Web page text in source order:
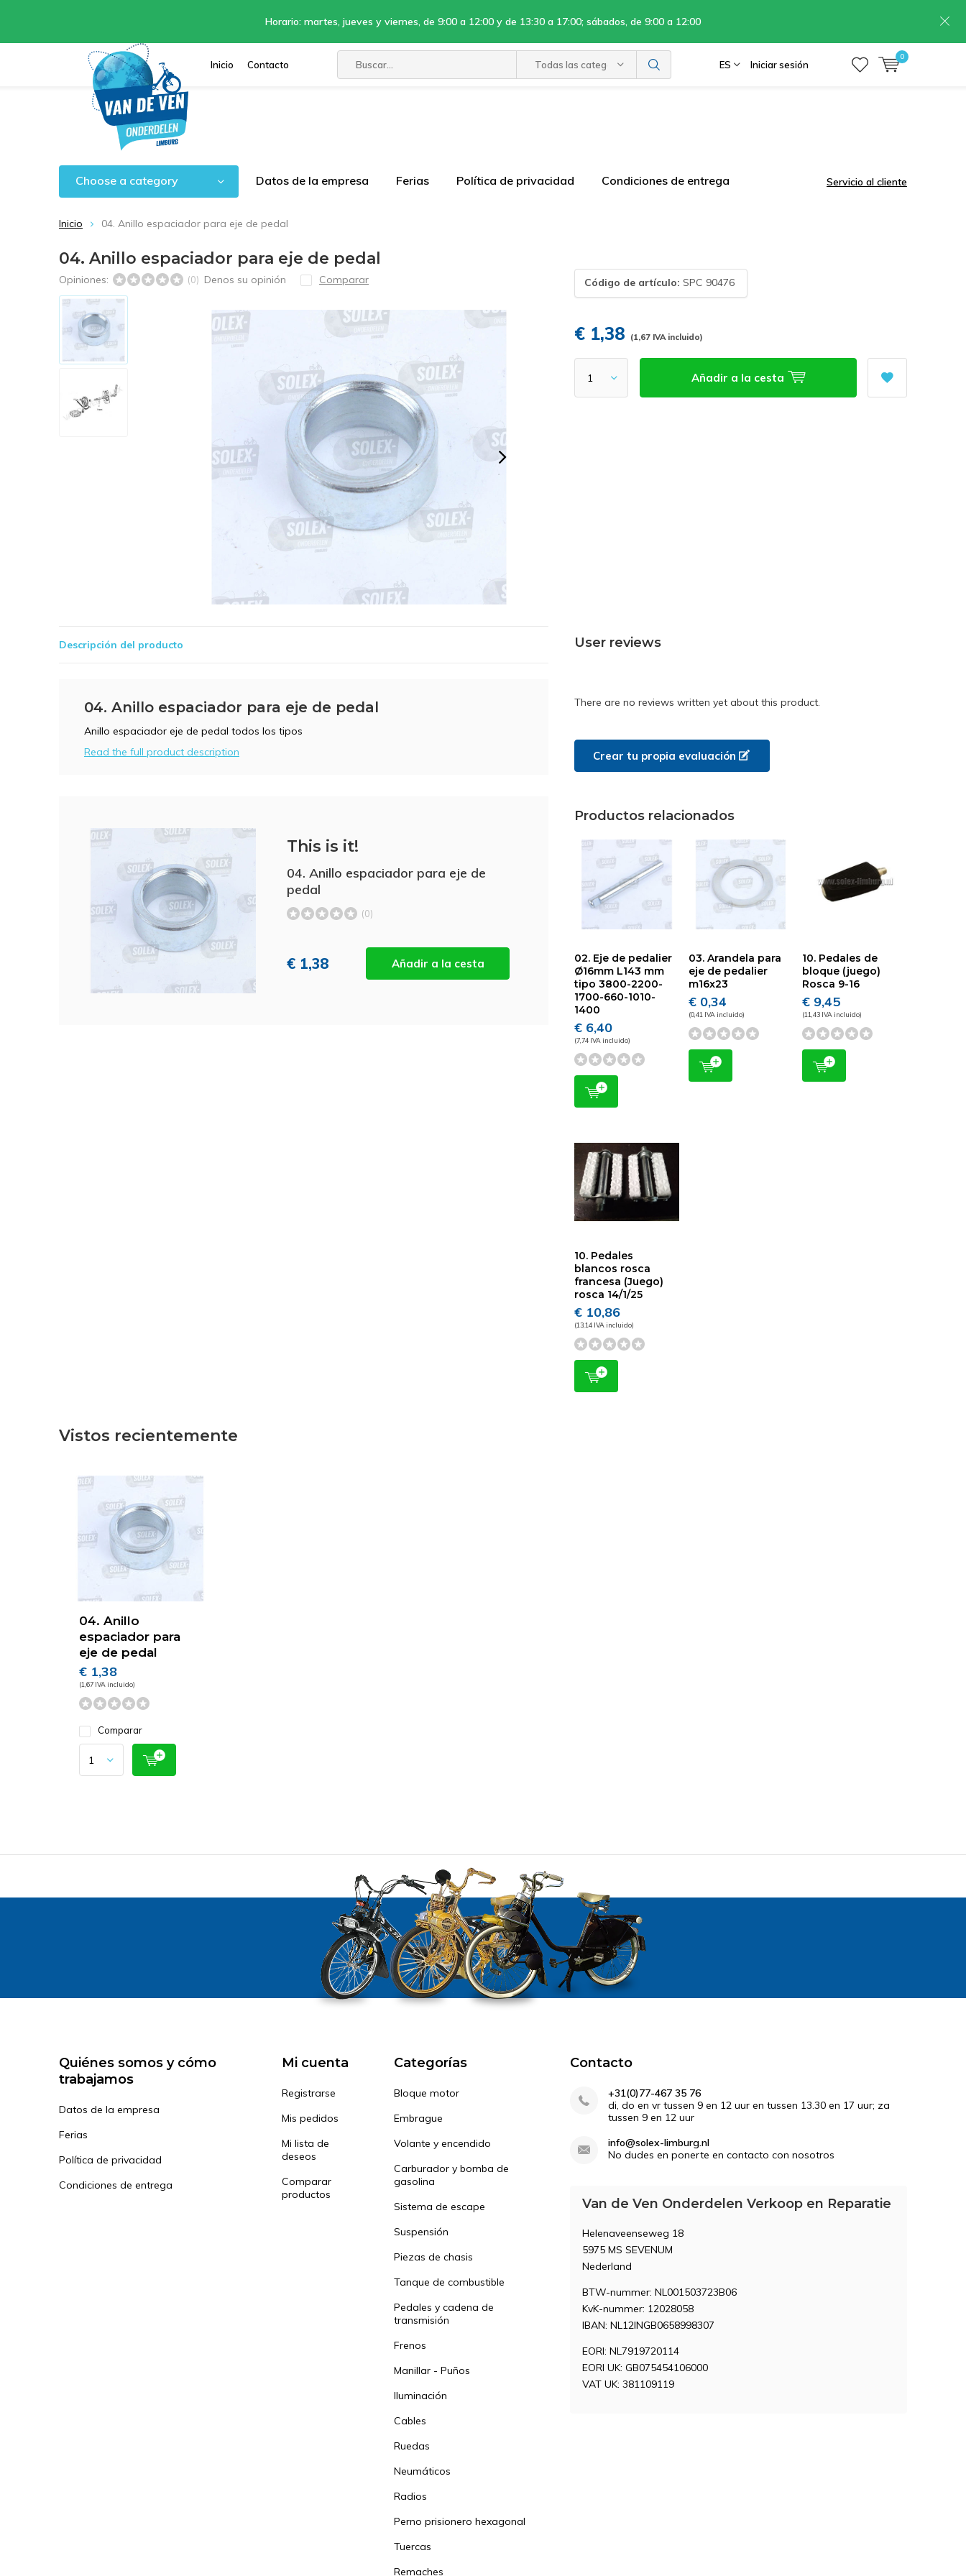
Inicio Contacto Todas las categorías ES Iniciar sesión
0
Horario: martes, jueves y viernes, de 9:00 a 12:00 y de 13:30 a 17:00; sábados, de 9:00 a 12:00
Choose a category Datos de la empresa Ferias Política de privacidad Condiciones de entrega Servicio al cliente
Inicio 04. Anillo espaciador para eje de pedal
04. Anillo espaciador para eje de pedal
Opiniones: (0) Denos su opinión Comparar Código de artículo: SPC 90476
€ 1,38 (1,67 IVA incluido)
Añadir a la cesta
Descripción del producto
04. Anillo espaciador para eje de pedal
Anillo espaciador eje de pedal todos los tipos
Read the full product description
This is it!
04. Anillo espaciador para eje de
pedal
(0)
€ 1,38 Añadir a la cesta
User reviews
There are no reviews written yet about this product.
Crear tu propia evaluación
Productos relacionados
02. Eje de pedalier
Ø16mm L143 mm
tipo 3800-2200-
1700-660-1010-
1400
€ 6,40
(7,74 IVA incluido)
03. Arandela para
eje de pedalier
m16x23
€ 0,34
(0,41 IVA incluido)
10. Pedales de
bloque (juego)
Rosca 9-16
€ 9,45
(11,43 IVA incluido)
10. Pedales
blancos rosca
francesa (Juego)
rosca 14/1/25
€ 10,86
(13,14 IVA incluido)
Vistos recientemente
04. Anillo
espaciador para
eje de pedal
€ 1,38
(1,67 IVA incluido)
Comparar
Quiénes somos y cómo
trabajamos
Datos de la empresa
Ferias
Política de privacidad
Condiciones de entrega
Mi cuenta
Registrarse
Mis pedidos
Mi lista de
deseos
Comparar
productos
Categorías
Bloque motor
Embrague
Volante y encendido
Carburador y bomba de
gasolina
Sistema de escape
Suspensión
Piezas de chasis
Tanque de combustible
Pedales y cadena de
transmisión
Frenos
Manillar - Puños
Iluminación
Cables
Ruedas
Neumáticos
Radios
Perno prisionero hexagonal
Tuercas
Remaches
Contacto
+31(0)77-467 35 76
di, do en vr tussen 9 en 12 uur en tussen 13.30 en 17 uur; za
tussen 9 en 12 uur
info@solex-limburg.nl
No dudes en ponerte en contacto con nosotros
Van de Ven Onderdelen Verkoop en Reparatie
Helenaveenseweg 18
5975 MS SEVENUM
Nederland
BTW-nummer: NL001503723B06
KvK-nummer: 12028058
IBAN: NL12INGB0658998307
EORI: NL7919720114
EORI UK: GB075454106000
VAT UK: 381109119